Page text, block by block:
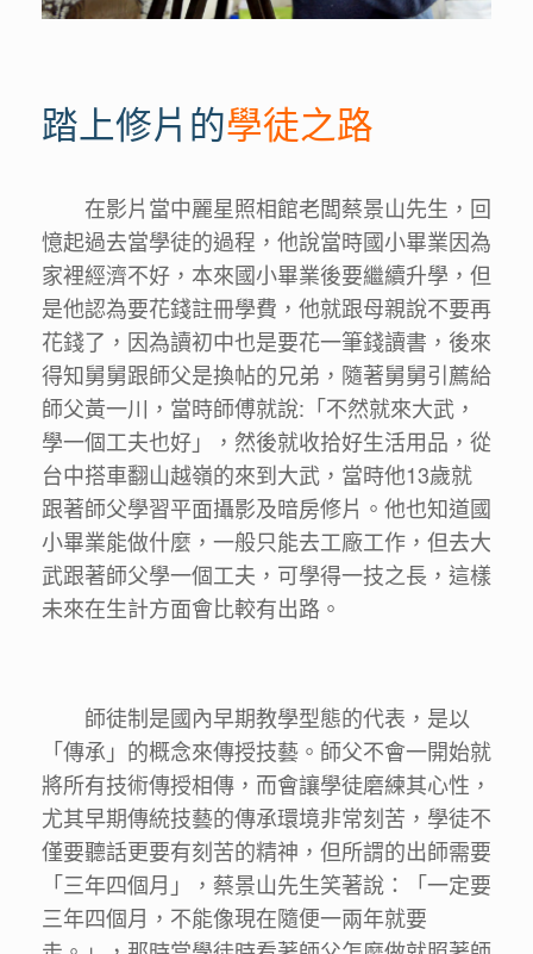
踏上修片的學徒之路
在影片當中麗星照相館老闆蔡景山先生，回
憶起過去當學徒的過程，他說當時國小畢業因為
家裡經濟不好，本來國小畢業後要繼續升學，但
是他認為要花錢註冊學費，他就跟母親說不要再
花錢了，因為讀初中也是要花一筆錢讀書，後來
得知舅舅跟師父是換帖的兄弟，隨著舅舅引薦給
師父黃一川，當時師傅就說:「不然就來大武，
學一個工夫也好」，然後就收拾好生活用品，從
台中搭車翻山越嶺的來到大武，當時他13歲就
跟著師父學習平面攝影及暗房修片。他也知道國
小畢業能做什麼，一般只能去工廠工作，但去大
武跟著師父學一個工夫，可學得一技之長，這樣
未來在生計方面會比較有出路。
師徒制是國內早期教學型態的代表，是以
「傳承」的概念來傳授技藝。師父不會一開始就
將所有技術傳授相傳，而會讓學徒磨練其心性，
尤其早期傳統技藝的傳承環境非常刻苦，學徒不
僅要聽話更要有刻苦的精神，但所謂的出師需要
「三年四個月」，蔡景山先生笑著說：「一定要
三年四個月，不能像現在隨便一兩年就要